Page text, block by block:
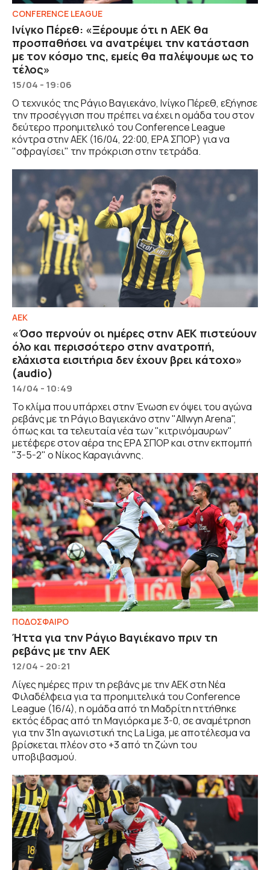
CONFERENCE LEAGUE
Ινίγκο Πέρεθ: «Ξέρουμε ότι η ΑΕΚ θα
προσπαθήσει να ανατρέψει την κατάσταση
με τον κόσμο της, εμείς θα παλέψουμε ως το
τέλος»
15/04 - 19:06
Ο τεχνικός της Ράγιο Βαγιεκάνο, Ινίγκο Πέρεθ, εξήγησε
την προσέγγιση που πρέπει να έχει η ομάδα του στον
δεύτερο προημιτελικό του Conference League
κόντρα στην ΑΕΚ (16/04, 22:00, ΕΡΑ ΣΠΟΡ) για να
"σφραγίσει" την πρόκριση στην τετράδα.
ΑΕΚ
«Όσο περνούν οι ημέρες στην ΑΕΚ πιστεύουν
όλο και περισσότερο στην ανατροπή,
ελάχιστα εισιτήρια δεν έχουν βρει κάτοχο»
(audio)
14/04 - 10:49
Το κλίμα που υπάρχει στην Ένωση εν όψει του αγώνα
ρεβάνς με τη Ράγιο Βαγιεκάνο στην "Allwyn Arena",
όπως και τα τελευταία νέα των "κιτρινόμαυρων"
μετέφερε στον αέρα της ΕΡΑ ΣΠΟΡ και στην εκπομπή
"3-5-2" ο Νίκος Καραγιάννης.
ΠΟΔΟΣΦΑΙΡΟ
Ήττα για την Ράγιο Βαγιέκανο πριν τη
ρεβάνς με την ΑΕΚ
12/04 - 20:21
Λίγες ημέρες πριν τη ρεβάνς με την ΑΕΚ στη Νέα
Φιλαδέλφεια για τα προημιτελικά του Conference
League (16/4), η ομάδα από τη Μαδρίτη ηττήθηκε
εκτός έδρας από τη Μαγιόρκα με 3-0, σε αναμέτρηση
για την 31η αγωνιστική της La Liga, με αποτέλεσμα να
βρίσκεται πλέον στο +3 από τη ζώνη του
υποβιβασμού.